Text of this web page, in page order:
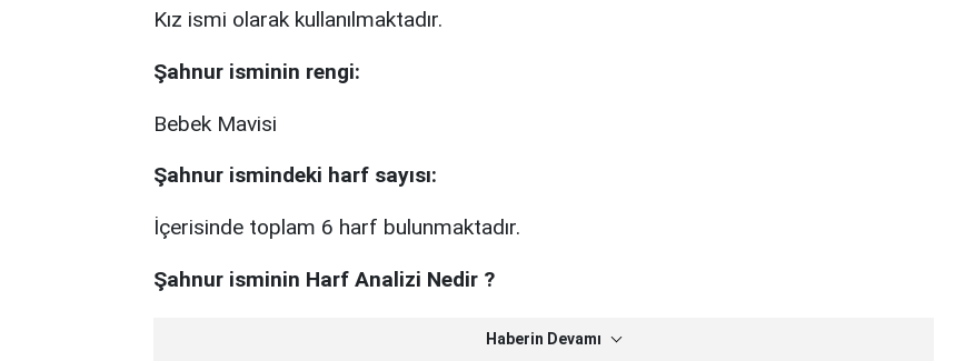
Kız ismi olarak kullanılmaktadır.
Şahnur isminin rengi:
Bebek Mavisi
Şahnur ismindeki harf sayısı:
İçerisinde toplam 6 harf bulunmaktadır.
Şahnur isminin Harf Analizi Nedir ?
Haberin Devamı